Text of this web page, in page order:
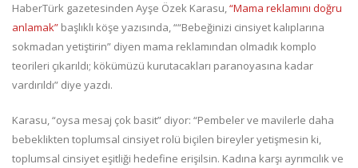
HaberTürk gazetesinden Ayşe Özek Karasu,“Mama reklamını doğru
anlamak” başlıklı köşe yazısında, ““Bebeğinizi cinsiyet kalıplarına
sokmadan yetiştirin” diyen mama reklamından olmadık komplo
teorileri çıkarıldı; kökümüzü kurutacakları paranoyasına kadar
vardırıldı” diye yazdı.
Karasu, “oysa mesaj çok basit” diyor: “Pembeler ve mavilerle daha
bebeklikten toplumsal cinsiyet rolü biçilen bireyler yetişmesin ki,
toplumsal cinsiyet eşitliği hedefine erişilsin. Kadına karşı ayrımcılık ve